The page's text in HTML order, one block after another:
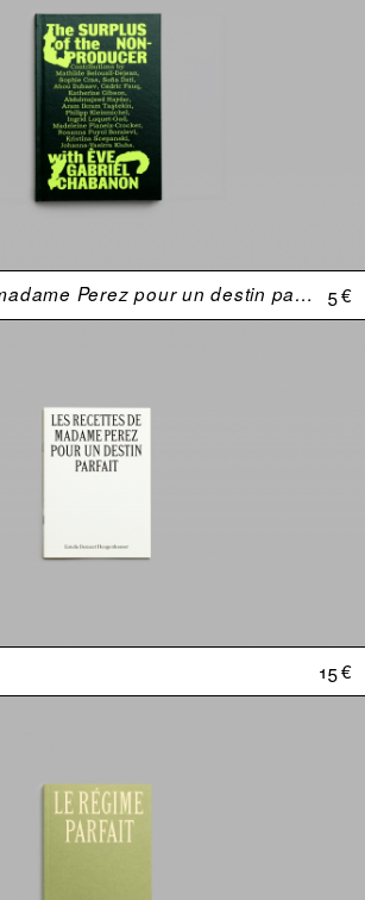
Les recettes de madame Perez pour un destin parfait 5 €
15 €